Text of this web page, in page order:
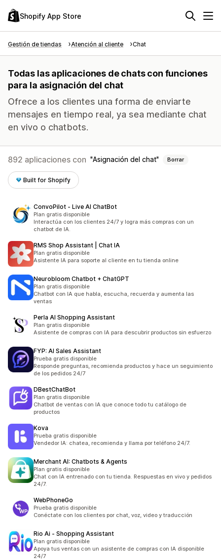
Shopify App Store
Gestión de tiendas Atención al cliente Chat
Todas las aplicaciones de chats con funciones
para la asignación del chat
Ofrece a los clientes una forma de enviarte
mensajes en tiempo real, ya sea mediante chat
en vivo o chatbots.
892 aplicaciones con Asignación del chat Borrar
Built for Shopify
ConvoPilot ‑ Live AI ChatBot
Plan gratis disponible
Interactúa con los clientes 24/7 y logra más compras con un
chatbot de IA.
RMS Shop Assistant | Chat IA
Plan gratis disponible
Asistente IA para soporte al cliente en tu tienda online
Neurobloom Chatbot + ChatGPT
Plan gratis disponible
Chatbot con IA que habla, escucha, recuerda y aumenta las
ventas
Perla AI Shopping Assistant
Plan gratis disponible
Asistente de compras con IA para descubrir productos sin esfuerzo
FYP: AI Sales Assistant
Prueba gratis disponible
Responde preguntas, recomienda productos y hace un seguimiento
de los pedidos 24/7
DBestChatBot
Plan gratis disponible
Chatbot de ventas con IA que conoce todo tu catálogo de
productos
Kova
Prueba gratis disponible
Vendedor IA: chatea, recomienda y llama por teléfono 24/7.
Merchant AI: Chatbots & Agents
Plan gratis disponible
Chat con IA entrenado con tu tienda. Respuestas en vivo y pedidos
24/7.
WebPhoneGo
Prueba gratis disponible
Conéctate con los clientes por chat, voz, video y traducción
Rio Ai ‑ Shopping Assistant
Plan gratis disponible
Apoya tus ventas con un asistente de compras con IA disponible
24/7